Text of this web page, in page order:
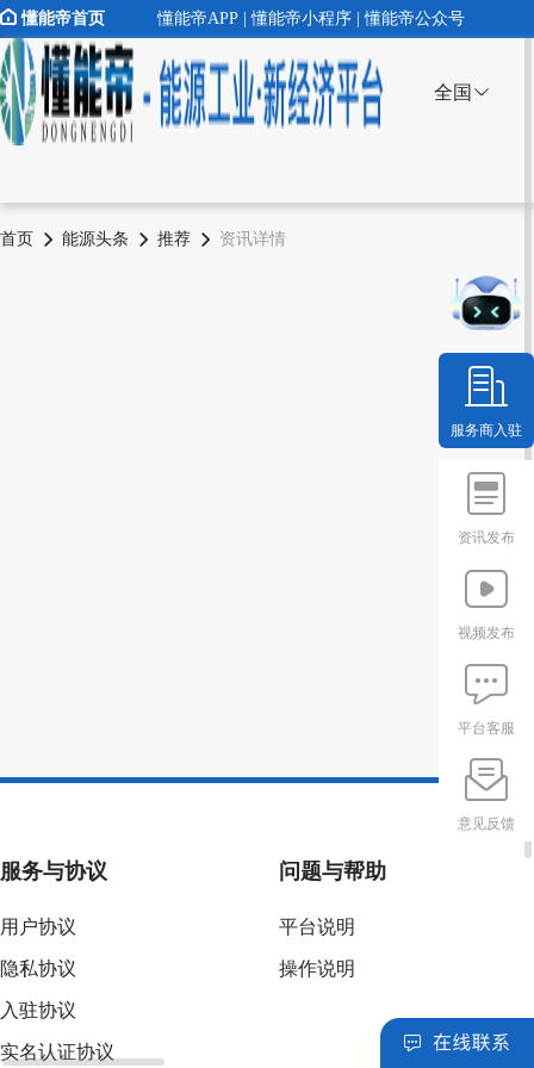
懂能帝首页 懂能帝APP | 懂能帝小程序 | 懂能帝公众号
全国
首页 能源头条 推荐 资讯详情
服务商入驻
资讯发布
视频发布
平台客服
意见反馈
服务与协议
用户协议
隐私协议
入驻协议
实名认证协议
问题与帮助
平台说明
操作说明